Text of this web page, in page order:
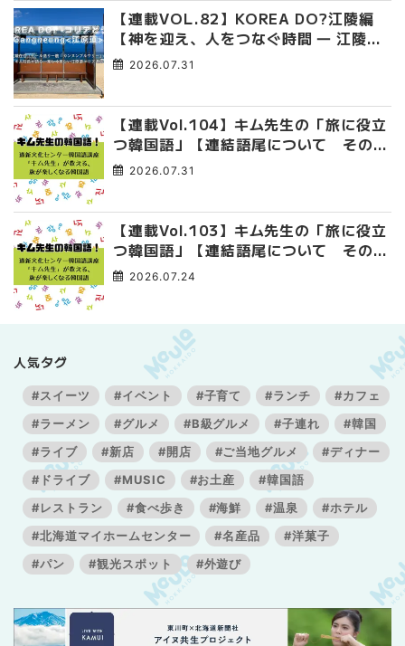
【連載VOL.82】KOREA DO?江陵編
【神を迎え、人をつなぐ時間 ― 江陵端
午祭 】
2026.07.31
【連載Vol.104】キム先生の「旅に役立
つ韓国語」【連結語尾について その
4】2026.07.31
【連載Vol.103】キム先生の「旅に役立
つ韓国語」【連結語尾について その
3】2026.07.24
人気タグ
#スイーツ #イベント #子育て #ランチ
#カフェ
#ラーメン
#グルメ #B級グルメ #子連れ
#韓国
#ライブ
#新店 #開店 #ご当地グルメ
#ディナー
#ドライブ
#MUSIC #お土産
#韓国語
#レストラン
#食べ歩き #海鮮 #温泉
#ホテル
#北海道マイホームセンター
#名産品
#洋菓子
#パン
#観光スポット #外遊び